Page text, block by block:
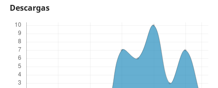
Descargas